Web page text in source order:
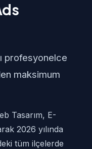
profesyonelce
maksimum
Tasarım, E-
2026 yılında
tüm ilçelerde